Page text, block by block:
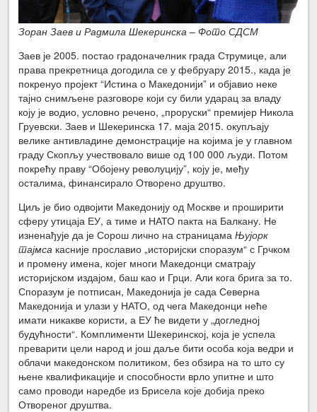
Зоран Заев и Радмила Шекеринска – Фото СДСМ
Заев је 2005. постао градоначелник града Струмице, али
права прекретница догодила се у фебруару 2015., када је
покренуо пројект “Истина о Македонији” и објавио неке
тајно снимљене разговоре који су били ударац за владу
коју је водио, условно речено, „проруски“ премијер Никола
Груевски. Заев и Шекеринска 17. маја 2015. окупљају
велике антивладине демонстрације на којима је у главном
граду Скопљу учествовало више од 100 000 људи. Потом
покрећу праву “Обојену револуцију”, коју је, међу
осталима, финансирало Отворено друштво.
Циљ је био одвојити Македонију од Москве и проширити
сферу утицаја ЕУ, а тиме и НАТО пакта на Балкану. Не
изненађује да је Сорош лично на страницамаЊујорк
тајмса касније прославио „историјски споразум“ с Грчком
и промену имена, којег многи Македонци сматрају
историјском издајом, баш као и Грци. Али кога брига за то.
Споразум је потписан, Македонија је сада Северна
Македонија и улази у НАТО, од чега Македонци неће
имати никакве користи, а ЕУ ће видети у „догледној
будућности“. Комплименти Шекеринској, која је успела
преварити цели народ и још даље бити особа која ведри и
облачи македонском политиком, без обзира на то што су
њене квалификације и способности врло упитне и што
само проводи наредбе из Брисела које добија преко
Отвореног друштва.